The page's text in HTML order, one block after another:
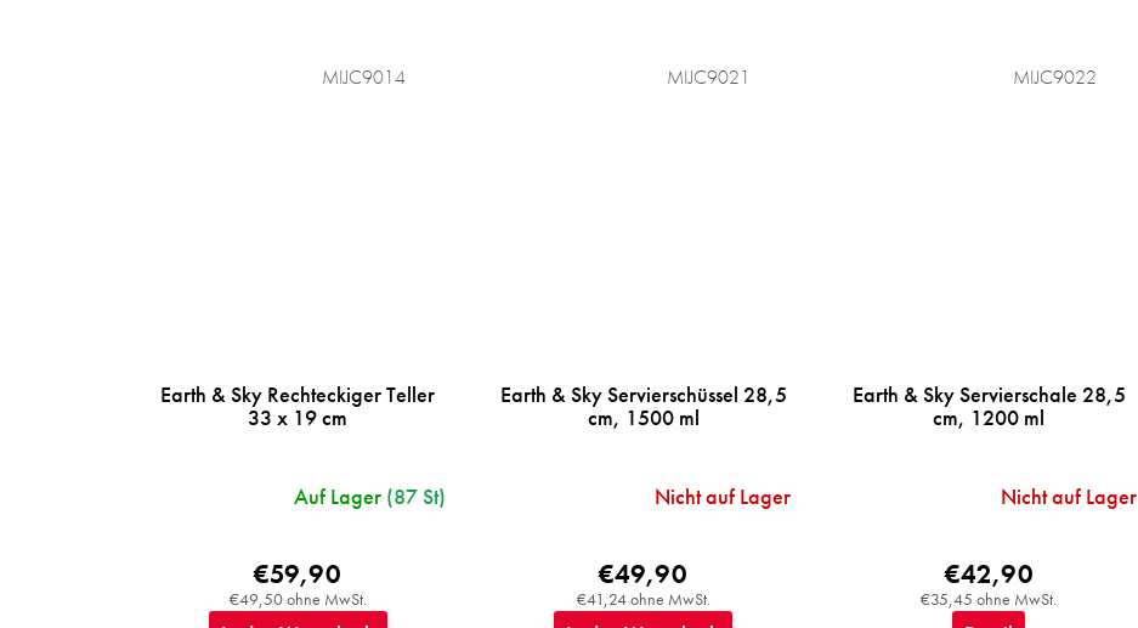
Earth & Sky Rechteckiger Teller
33 x 19 cm
Auf Lager (87 St)
€49,50 ohne MwSt.
€59,90
MIJC9014
Earth & Sky Servierschüssel 28,5
cm, 1500 ml
Nicht auf Lager
€41,24 ohne MwSt.
€49,90
MIJC9021
Earth & Sky Servierschale 28,5
cm, 1200 ml
Nicht auf Lager
€35,45 ohne MwSt.
€42,90
MIJC9022